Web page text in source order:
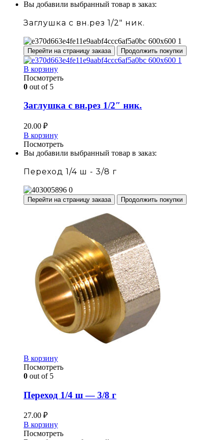
Вы добавили выбранный товар в заказ:
Заглушка с вн.рез 1/2" ник.
Перейти на страницу заказа Продолжить покупки
В корзину
Посмотреть
0 out of 5
Заглушка с вн.рез 1/2″ ник.
20.00 ₽
В корзину
Посмотреть
Вы добавили выбранный товар в заказ:
Переход 1/4 ш - 3/8 г
Перейти на страницу заказа Продолжить покупки
В корзину
Посмотреть
0 out of 5
Переход 1/4 ш — 3/8 г
27.00 ₽
В корзину
Посмотреть